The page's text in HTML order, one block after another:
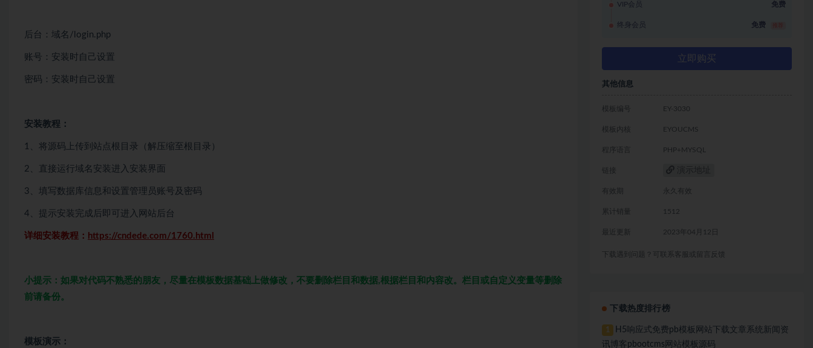
后台：域名/login.php
账号：安装时自己设置
密码：安装时自己设置
安装教程：
1、将源码上传到站点根目录（解压缩至根目录）
2、直接运行域名安装进入安装界面
3、填写数据库信息和设置管理员账号及密码
4、提示安装完成后即可进入网站后台
详细安装教程： https://cndede.com/1760.html
小提示：如果对代码不熟悉的朋友，尽量在模板数据基础上做修改，不要删除栏目和数据,根据栏目和内容改。栏目或自定义变量等删除
前请备份。
模板演示：
VIP会员 免费
终身会员 免费
立即购买
其他信息
模板编号 EY-3030
模板内核 EYOUCMS
程序语言 PHP+MYSQL
链接
有效期 永久有效
累计销量 1512
最近更新 2023年04月12日
下载遇到问题？可联系客服或留言反馈
下载热度排行榜
1
H5响应式免费pb模板网站下载文章系统新闻资
讯博客pbootcms网站模板源码